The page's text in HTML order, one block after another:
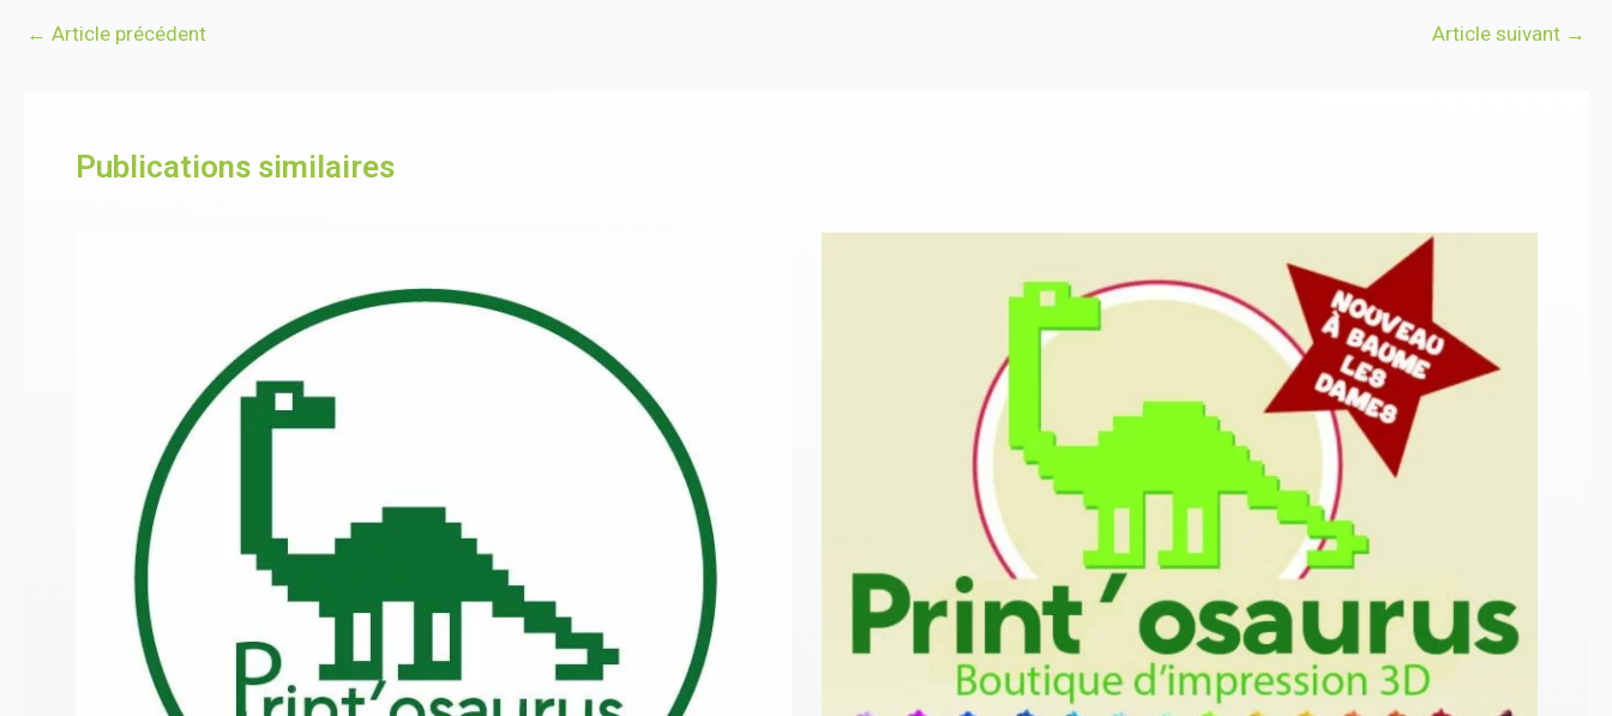
← Article précédent Article suivant →
Publications similaires